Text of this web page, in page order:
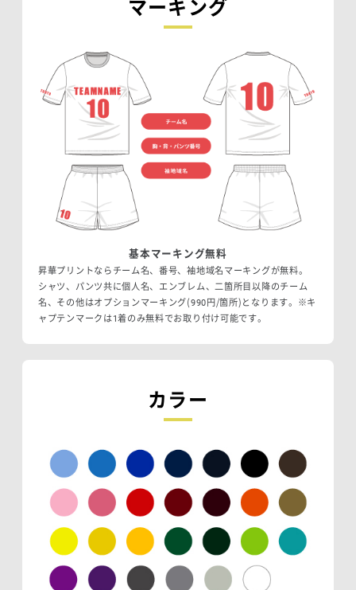
マーキング
基本マーキング無料
昇華プリントならチーム名、番号、袖地域名マーキングが無料。
シャツ、パンツ共に個人名、エンブレム、二箇所目以降のチーム
名、その他はオプションマーキング(990円/箇所)となります。※キ
ャプテンマークは1着のみ無料でお取り付け可能です。
カラー